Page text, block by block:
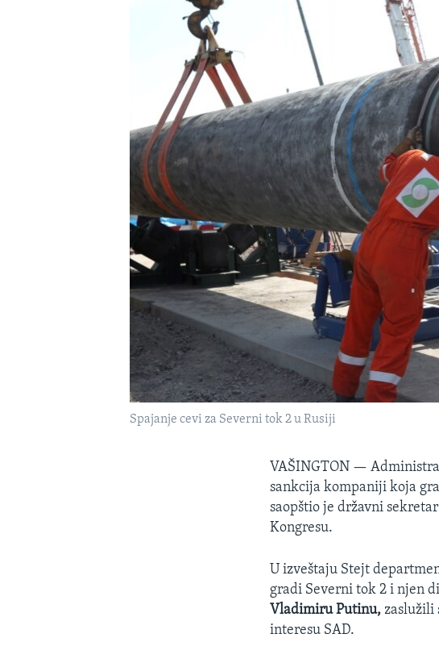
Spajanje cevi za Severni tok 2 u Rusiji
VAŠINGTON —
sankcija kompaniji koja
saopštio je državni
Kongresu.
U izveštaju Stejt
gradi Severni tok 2 i njen
Vladimiru Putinu, zaslužili
interesu SAD.